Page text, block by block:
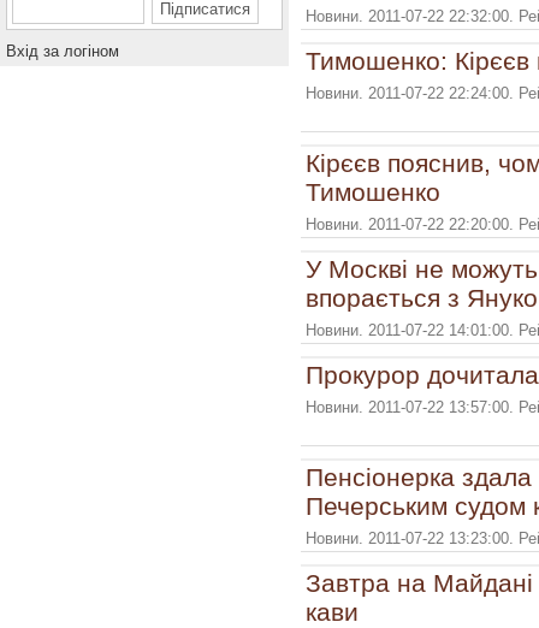
Вхiд за логiном
Новини. 2011-07-22 22:32:00.
Тимошенко:
Новини. 2011-07-22 22:24:00.
Кірєєв пояснив,
Тимошенко
Новини. 2011-07-22 22:20:00.
У Москві не
впорається з
Новини. 2011-07-22 14:01:00.
Прокурор
Новини. 2011-07-22 13:57:00.
Пенсіонерка здала
Печерським судом
Новини. 2011-07-22 13:23:00.
Завтра на Майдані
кави